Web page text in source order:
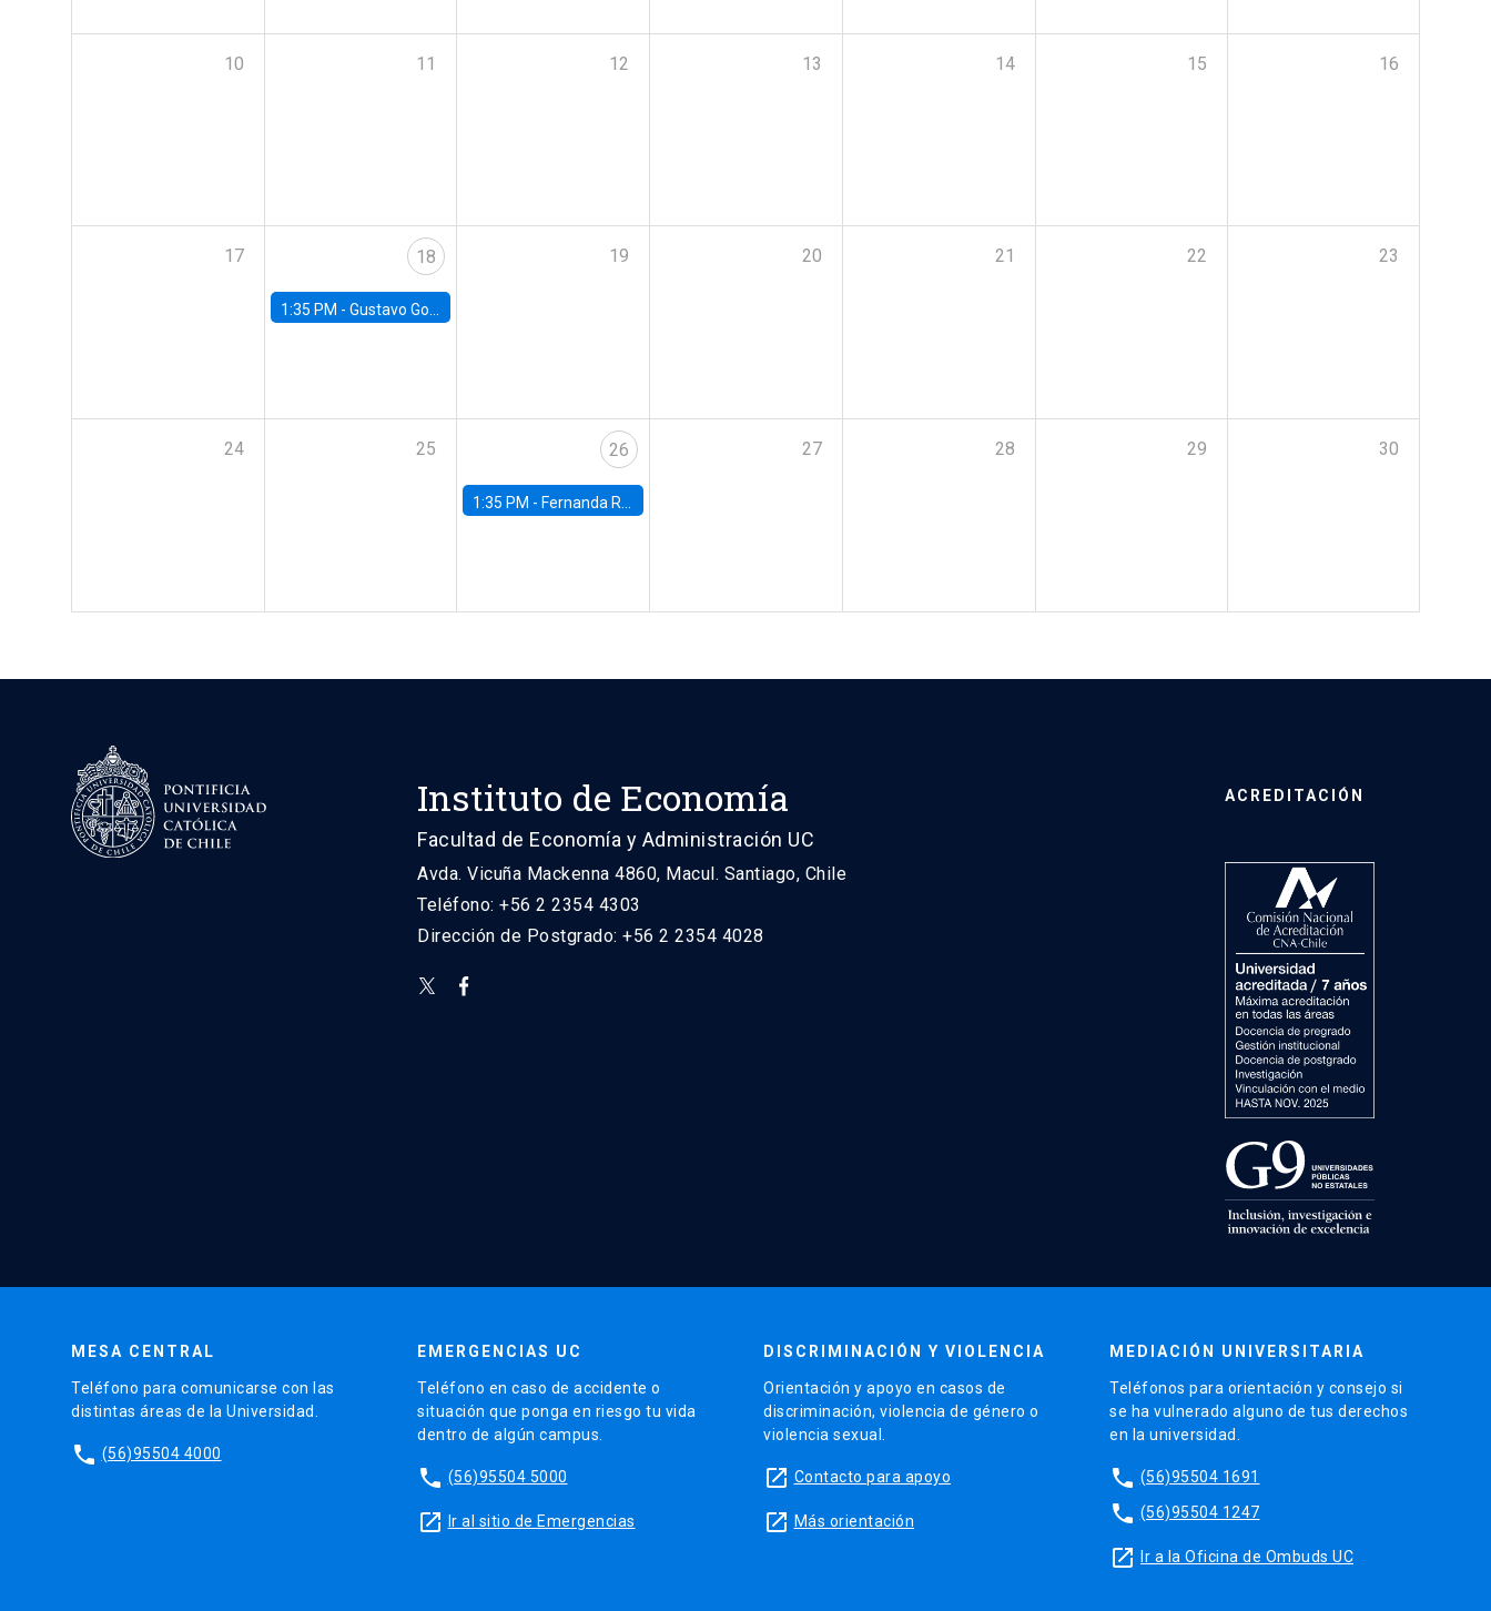
10 11 12 13 14 15 16
17 18
1:35 PM - Gustavo González, Banco Central de Chile
19 20 21 22 23
24 25 26
1:35 PM - Fernanda Rojas Ampuero, University of Wisconsin-Madison
27 28 29 30
Instituto de Economía
Facultad de Economía y Administración UC
Avda. Vicuña Mackenna 4860, Macul. Santiago, Chile
Teléfono: +56 2 2354 4303
Dirección de Postgrado: +56 2 2354 4028
ACREDITACIÓN
MESA CENTRAL
Teléfono para comunicarse con las
distintas áreas de la Universidad.
phone (56)95504 4000
EMERGENCIAS UC
Teléfono en caso de accidente o
situación que ponga en riesgo tu vida
dentro de algún campus.
phone (56)95504 5000
launch Ir al sitio de Emergencias
DISCRIMINACIÓN Y VIOLENCIA
Orientación y apoyo en casos de
discriminación, violencia de género o
violencia sexual.
launch Contacto para apoyo
launch Más orientación
MEDIACIÓN UNIVERSITARIA
Teléfonos para orientación y consejo si
se ha vulnerado alguno de tus derechos
en la universidad.
phone (56)95504 1691
phone (56)95504 1247
launch Ir a la Oficina de Ombuds UC